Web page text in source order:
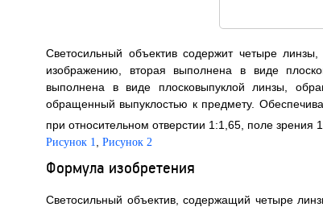
Светосильный объектив содержит четыре
изображению, вторая выполнена в виде
выполнена в виде плосковыпуклой линзы,
обращенный выпуклостью к предмету.
при относительном отверстии 1:1,65, поле зрения
Рисунок 1 Рисунок 2
Формула изобретения
Светосильный объектив, содержащий четыре